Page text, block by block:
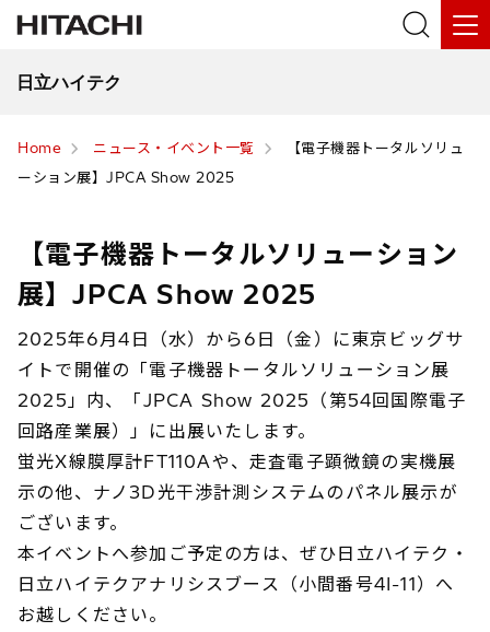
日立ハイテク
Home ニュース・イベント一覧
【電子機器トータルソリュ
ーション展】JPCA Show 2025
【電子機器トータルソリューション
展】JPCA Show 2025
2025年6月4日（水）から6日（金）に東京ビッグサ
イトで開催の「電子機器トータルソリューション展
2025」内、「JPCA Show 2025（第54回国際電子
回路産業展）」に出展いたします。
蛍光X線膜厚計FT110Aや、走査電子顕微鏡の実機展
示の他、ナノ3D光干渉計測システムのパネル展示が
ございます。
本イベントへ参加ご予定の方は、ぜひ日立ハイテク・
日立ハイテクアナリシスブース（小間番号4I-11）へ
お越しください。